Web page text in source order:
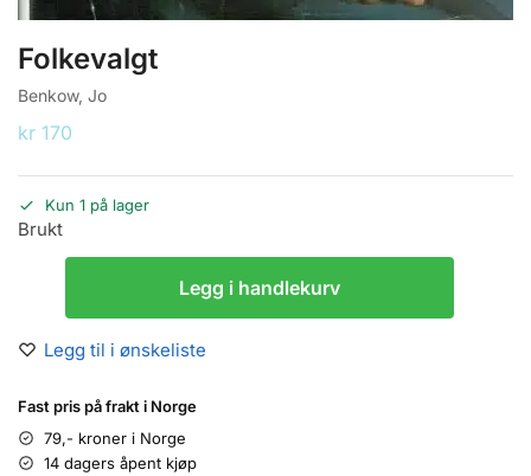
Folkevalgt
Benkow, Jo
kr 170
Kun 1 på lager
Brukt
Legg i handlekurv
Legg til i ønskeliste
Fast pris på frakt i Norge
79,- kroner i Norge
14 dagers åpent kjøp